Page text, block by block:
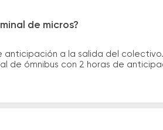
de micros?
anticipación a la salida del
de ómnibus con 2 horas de